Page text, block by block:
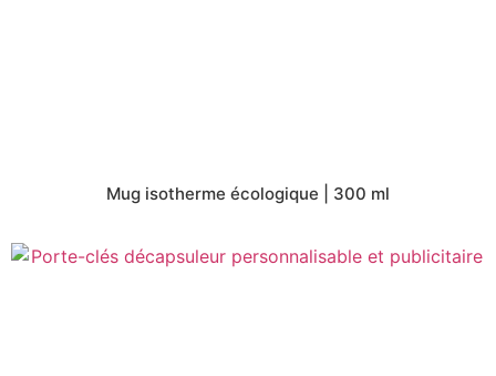
Mug isotherme écologique | 300 ml